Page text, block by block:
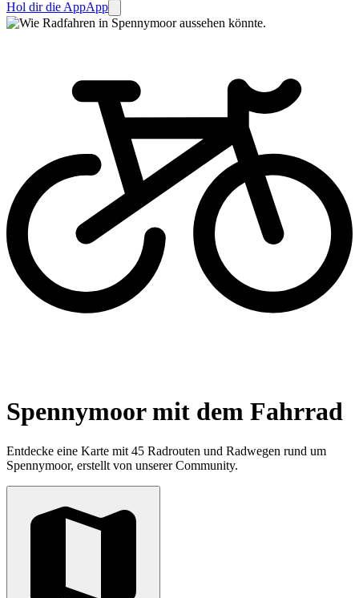
Hol dir die AppApp
Spennymoor mit dem Fahrrad
Entdecke eine Karte mit 45 Radrouten und Radwegen rund um
Spennymoor, erstellt von unserer Community.